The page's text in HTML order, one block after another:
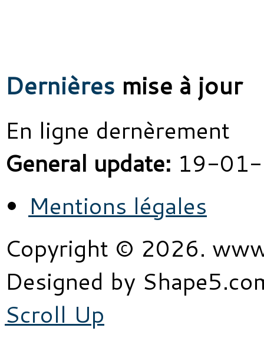
Dernières mise à jour
En ligne dernèrement
General update: 19-
Mentions légales
Copyright © 2026.
Designed by
Scroll Up